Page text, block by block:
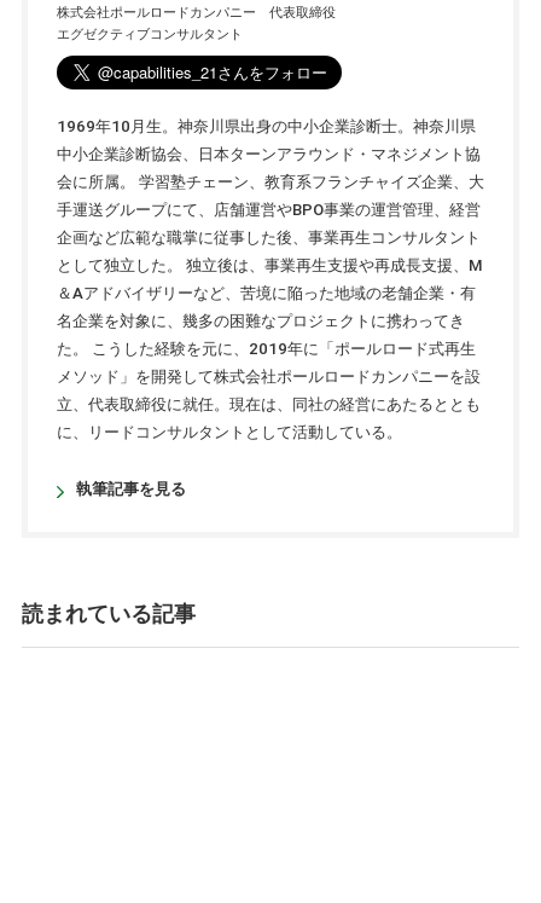
株式会社ポールロードカンパニー 代表取締役
エグゼクティブコンサルタント
1969年10月生。神奈川県出身の中小企業診断士。神奈川県
中小企業診断協会、日本ターンアラウンド・マネジメント協
会に所属。 学習塾チェーン、教育系フランチャイズ企業、大
手運送グループにて、店舗運営やBPO事業の運営管理、経営
企画など広範な職掌に従事した後、事業再生コンサルタント
として独立した。 独立後は、事業再生支援や再成長支援、M
＆Aアドバイザリーなど、苦境に陥った地域の老舗企業・有
名企業を対象に、幾多の困難なプロジェクトに携わってき
た。 こうした経験を元に、2019年に「ポールロード式再生
メソッド」を開発して株式会社ポールロードカンパニーを設
立、代表取締役に就任。現在は、同社の経営にあたるととも
に、リードコンサルタントとして活動している。
執筆記事を見る
読まれている記事